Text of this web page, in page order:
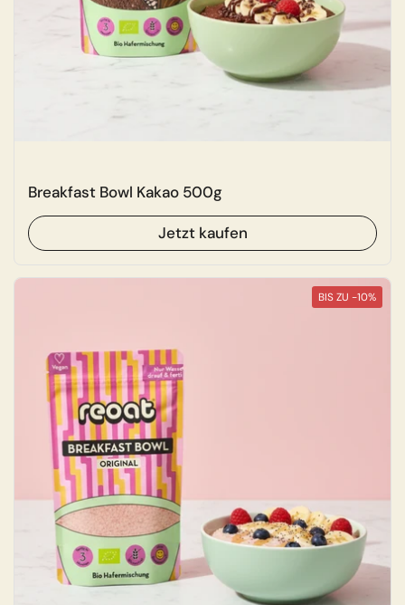
Breakfast Bowl Kakao 500g
Jetzt kaufen
BIS ZU -10%